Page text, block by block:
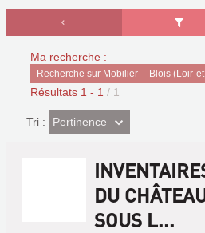
Ma recherche :
Recherche sur Mobilier -- Blois (Loir-
Résultats 1 - 1 / 1
Tri : (Effet
imédiat)
Pertinence
DU
SOUS L...